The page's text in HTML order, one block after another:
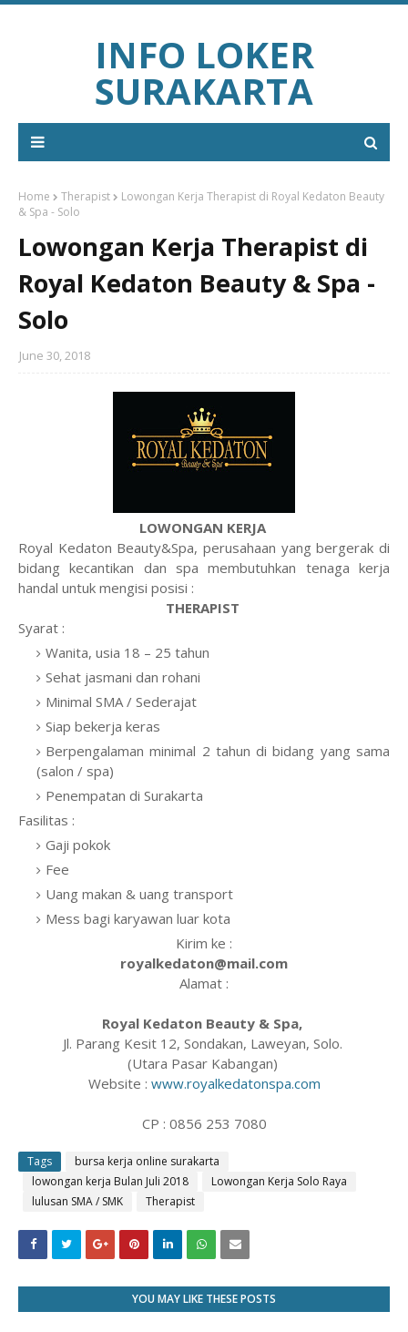
INFO LOKER
SURAKARTA
Home Therapist
Lowongan Kerja Therapist di Royal Kedaton Beauty
& Spa - Solo
Lowongan Kerja Therapist di
Royal Kedaton Beauty & Spa -
Solo
June 30, 2018
LOWONGAN KERJA
Royal Kedaton Beauty&Spa, perusahaan yang bergerak di
bidang kecantikan dan spa membutuhkan tenaga kerja
handal untuk mengisi posisi :
THERAPIST
Syarat :
Wanita, usia 18 – 25 tahun
Sehat jasmani dan rohani
Minimal SMA / Sederajat
Siap bekerja keras
Berpengalaman minimal 2 tahun di bidang yang sama
(salon / spa)
Penempatan di Surakarta
Fasilitas :
Gaji pokok
Fee
Uang makan & uang transport
Mess bagi karyawan luar kota
Kirim ke :
royalkedaton@mail.com
Alamat :
Royal Kedaton Beauty & Spa,
Jl. Parang Kesit 12, Sondakan, Laweyan, Solo.
(Utara Pasar Kabangan)
Website : www.royalkedatonspa.com
CP : 0856 253 7080
Tags
bursa kerja online surakarta
lowongan kerja Bulan Juli 2018
Lowongan Kerja Solo Raya
lulusan SMA / SMK
Therapist
YOU MAY LIKE THESE POSTS